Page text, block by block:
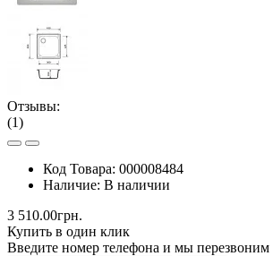
Отзывы:
(1)
Код Товара: 000008484
Наличие: В наличии
3 510.00грн.
Купить в один клик
Введите номер телефона и мы перезвоним